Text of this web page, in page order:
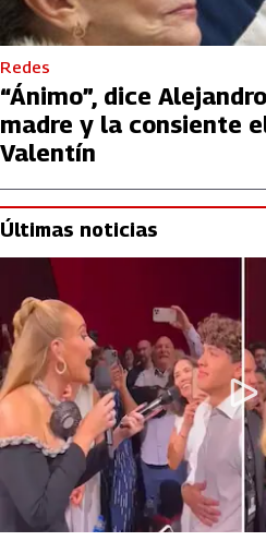
Redes
“Ánimo”, dice
madre y la consiente
Valentín
Últimas noticias